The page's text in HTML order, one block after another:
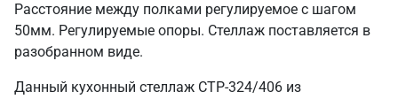
Расстояние между полками регулируемое с шагом
50мм. Регулируемые опоры. Стеллаж поставляется в
разобранном виде.
Данный кухонный стеллаж СТР-324/406 из